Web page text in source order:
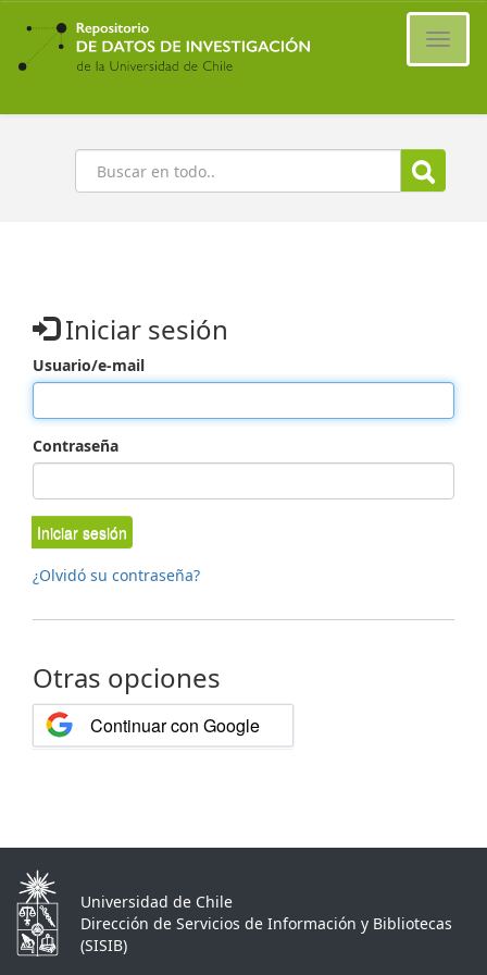
Ir
contenido
principal
Buscar
Iniciar sesión
Usuario/e-mail
Contraseña
Iniciar sesión
¿Olvidó su contraseña?
Otras opciones
Continuar con Google
Universidad de Chile
Dirección de Servicios de Información y Bibliotecas
(SISIB)